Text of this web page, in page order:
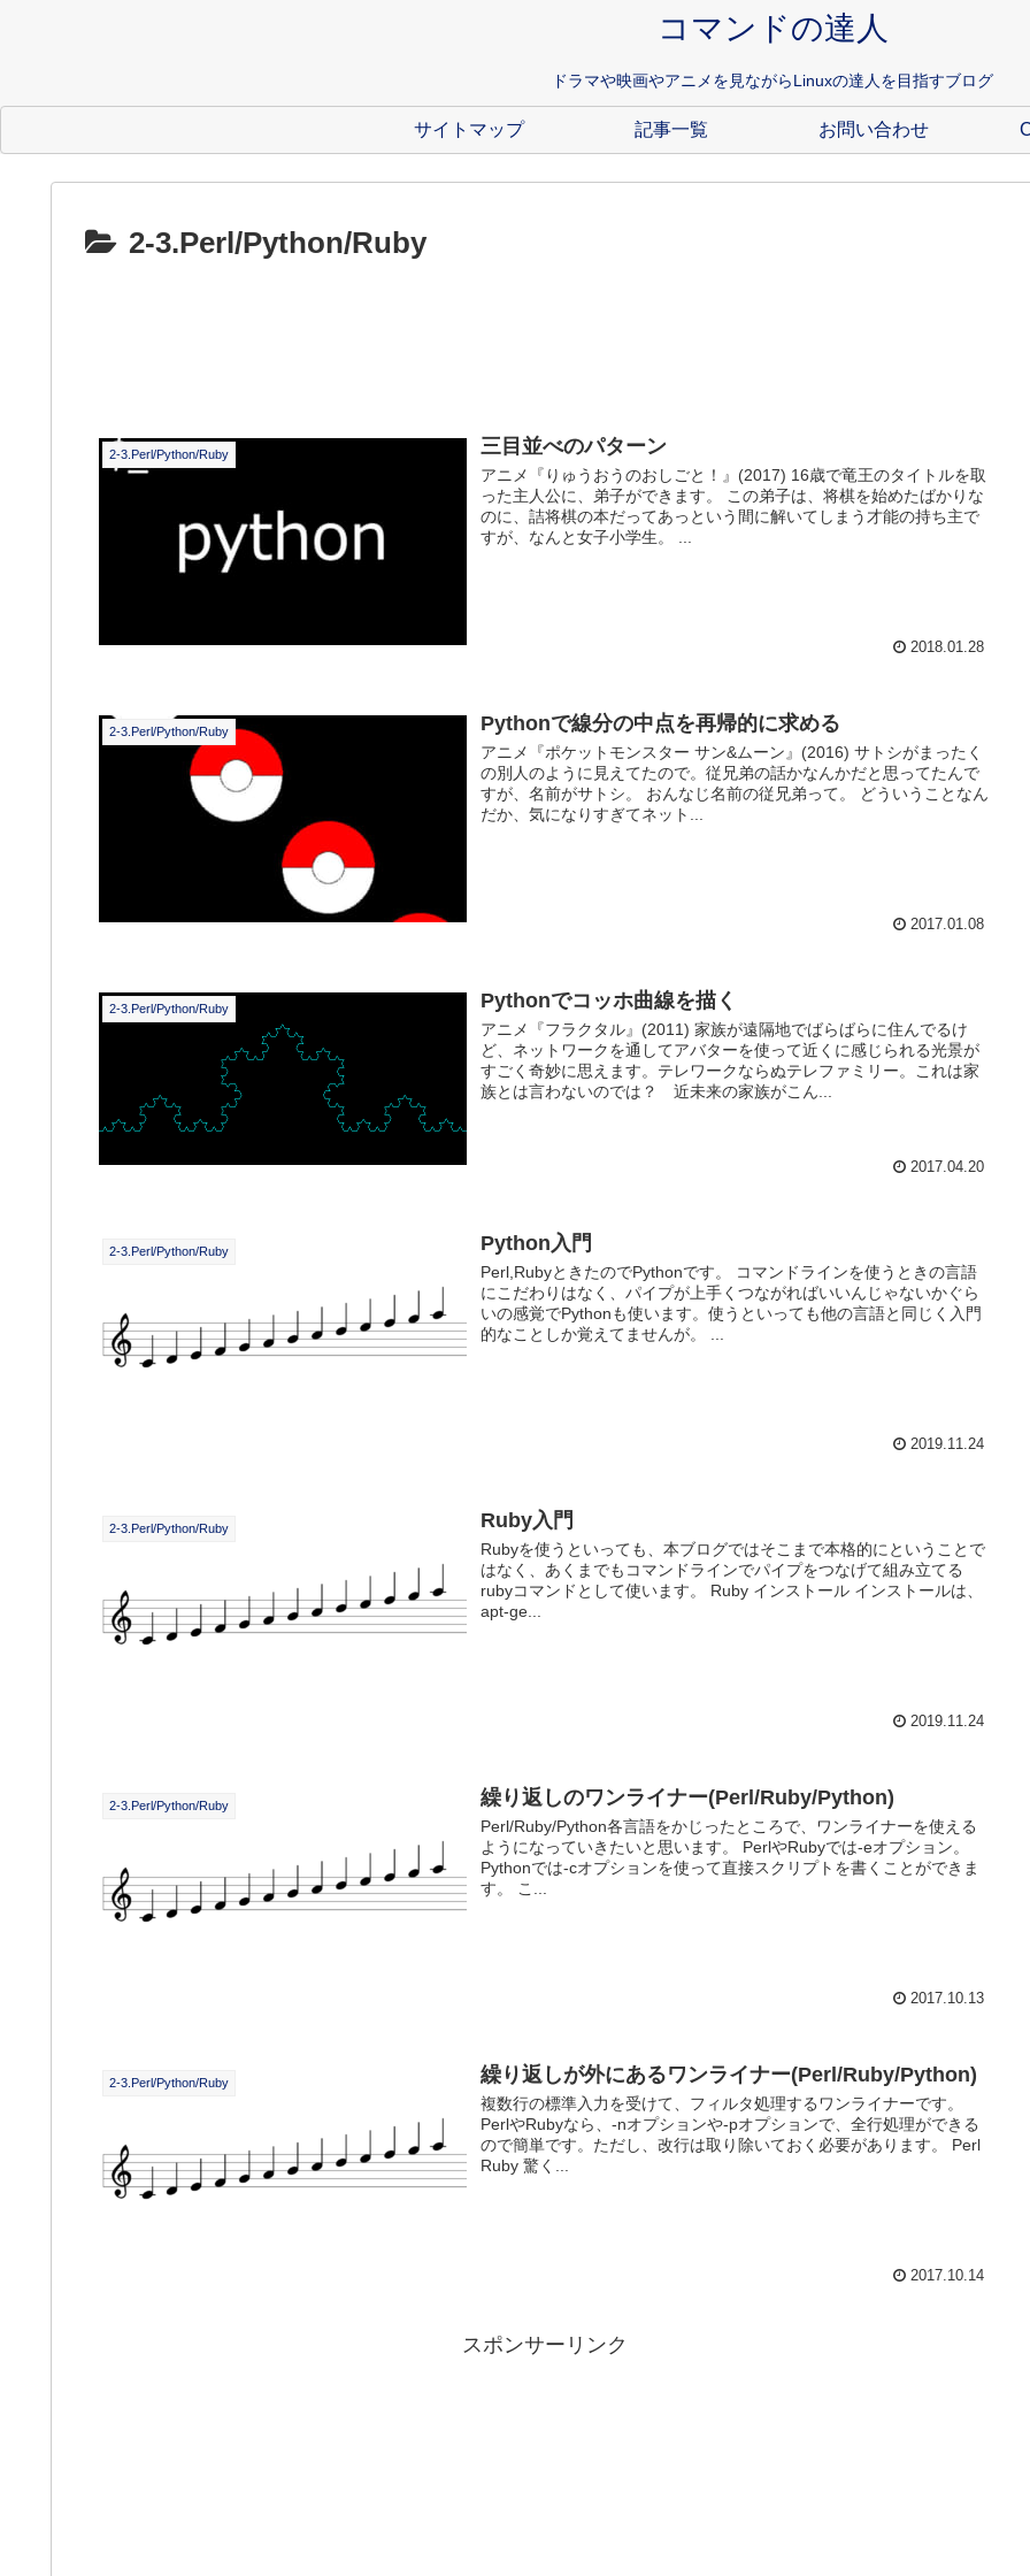
コマンドの達人
ドラマや映画やアニメを見ながらLinuxの達人を目指すブログ
サイトマップ 記事一覧 お問い合わせ
2-3.Perl/Python/Ruby
2-3.Perl/Python/Ruby 三目並べのパターン
アニメ『りゅうおうのおしごと！』(2017) 16歳で竜王のタイトルを取
った主人公に、弟子ができます。 この弟子は、将棋を始めたばかりな
のに、詰将棋の本だってあっという間に解いてしまう才能の持ち主で
すが、なんと女子小学生。 ...
2018.01.28
2-3.Perl/Python/Ruby Pythonで線分の中点を再帰的に求める
アニメ『ポケットモンスター サン&ムーン』(2016) サトシがまったく
の別人のように見えてたので。従兄弟の話かなんかだと思ってたんで
すが、名前がサトシ。 おんなじ名前の従兄弟って。 どういうことなん
だか、気になりすぎてネット...
2017.01.08
2-3.Perl/Python/Ruby Pythonでコッホ曲線を描く
アニメ『フラクタル』(2011) 家族が遠隔地でばらばらに住んでるけ
ど、ネットワークを通してアバターを使って近くに感じられる光景が
すごく奇妙に思えます。テレワークならぬテレファミリー。これは家
族とは言わないのでは？ 近未来の家族がこん...
2017.04.20
2-3.Perl/Python/Ruby Python入門
Perl,RubyときたのでPythonです。 コマンドラインを使うときの言語
にこだわりはなく、パイプが上手くつながればいいんじゃないかぐら
いの感覚でPythonも使います。使うといっても他の言語と同じく入門
的なことしか覚えてませんが。 ...
2019.11.24
2-3.Perl/Python/Ruby Ruby入門
Rubyを使うといっても、本ブログではそこまで本格的にということで
はなく、あくまでもコマンドラインでパイプをつなげて組み立てる
rubyコマンドとして使います。 Ruby インストール インストールは、
apt-ge...
2019.11.24
2-3.Perl/Python/Ruby 繰り返しのワンライナー(Perl/Ruby/Python)
Perl/Ruby/Python各言語をかじったところで、ワンライナーを使える
ようになっていきたいと思います。 PerlやRubyでは-eオプション。
Pythonでは-cオプションを使って直接スクリプトを書くことができま
す。 こ...
2017.10.13
2-3.Perl/Python/Ruby 繰り返しが外にあるワンライナー(Perl/Ruby/Python)
複数行の標準入力を受けて、フィルタ処理するワンライナーです。
PerlやRubyなら、-nオプションや-pオプションで、全行処理ができる
ので簡単です。ただし、改行は取り除いておく必要があります。 Perl
Ruby 驚く...
2017.10.14
スポンサーリンク